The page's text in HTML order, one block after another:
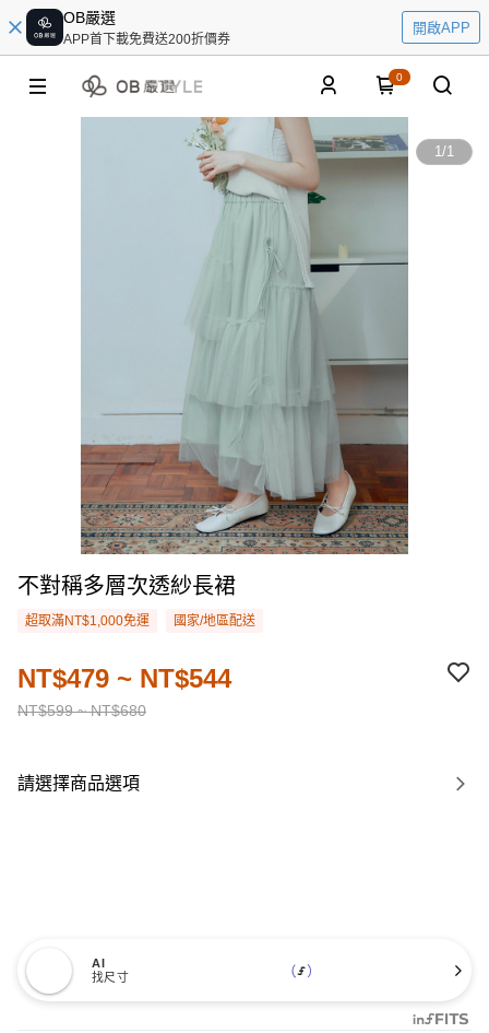
OB嚴選
APP首下載免費送200折價券
開啟APP
0
1/1
不對稱多層次透紗長裙
超取滿NT$1,000免運 國家/地區配送
NT$599 ~ NT$680
NT$479 ~ NT$544
請選擇商品選項
AI
找尺寸